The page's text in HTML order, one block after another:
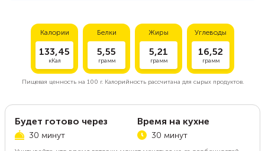
Калории
133,45
кКал
Белки
5,55
грамм
Жиры
5,21
грамм
Углеводы
16,52
грамм
Пищевая ценность на 100 г.Калорийность рассчитана для сырых продуктов.
Будет готово через
30 минут
Время на кухне
30 минут